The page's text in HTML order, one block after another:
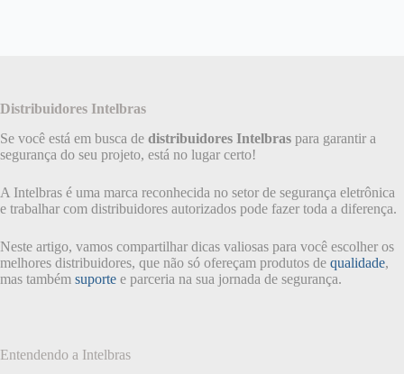
Distribuidores Intelbras
Se você está em busca de distribuidores Intelbras para garantir a
segurança do seu projeto, está no lugar certo!
A Intelbras é uma marca reconhecida no setor de segurança eletrônica
e trabalhar com distribuidores autorizados pode fazer toda a diferença.
Neste artigo, vamos compartilhar dicas valiosas para você escolher os
melhores distribuidores, que não só ofereçam produtos de qualidade,
mas também suporte e parceria na sua jornada de segurança.
Entendendo a Intelbras